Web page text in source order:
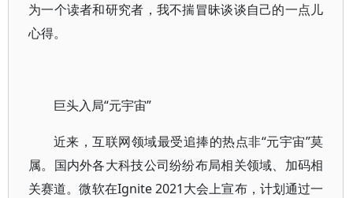
为一个读者和研究者，我不揣冒昧谈谈自己的一点儿
心得。
巨头入局“元宇宙”
近来，互联网领域最受追捧的热点非“元宇宙”莫
属。国内外各大科技公司纷纷布局相关领域、加码相
关赛道。微软在Ignite 2021大会上宣布，计划通过一